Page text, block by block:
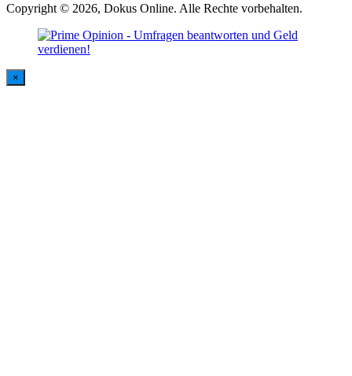
Copyright © 2026, Dokus Online. Alle Rechte vorbehalten.
×